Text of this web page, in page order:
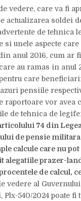
vedere, care va fi
actualizarea soldei
de tehnica
si unele aspecte
anul 2016, cum ar
au ramas in anul
care
pensiile
raportoare vor avea
de tehnica de
74 din
de pensie
calcule care nu
alegatiile prazer-
de calcul,
vedere al
Plx-540/2024 poate